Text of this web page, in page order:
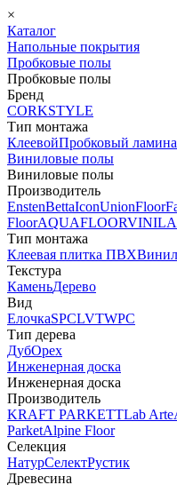
×
Каталог
Напольные покрытия
Пробковые полы
Пробковые полы
Бренд
CORKSTYLE
Тип монтажа
КлеевойПробковый
Виниловые полы
Виниловые полы
Производитель
EnstenBettaIconUnion
FloorAQUAFLOOR
Тип монтажа
Клеевая плитка ПВХ
Текстура
КаменьДерево
Вид
ЕлочкаSPCLVTWPC
Тип дерева
ДубОрех
Инженерная доска
Инженерная доска
Производитель
KRAFT PARKETTLab Arte
ParketAlpine Floor
Селекция
НатурСелектРустик
Древесина